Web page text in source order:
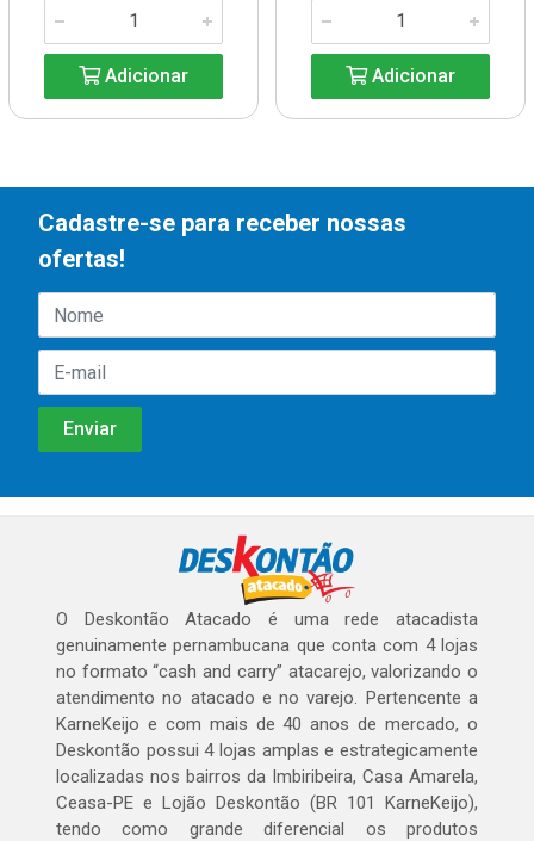
Adicionar Adicionar
Cadastre-se para receber nossas
ofertas!
O Deskontão Atacado é uma rede atacadista
genuinamente pernambucana que conta com 4 lojas
no formato “cash and carry” atacarejo, valorizando o
atendimento no atacado e no varejo. Pertencente a
KarneKeijo e com mais de 40 anos de mercado, o
Deskontão possui 4 lojas amplas e estrategicamente
localizadas nos bairros da Imbiribeira, Casa Amarela,
Ceasa-PE e Lojão Deskontão (BR 101 KarneKeijo),
tendo como grande diferencial os produtos